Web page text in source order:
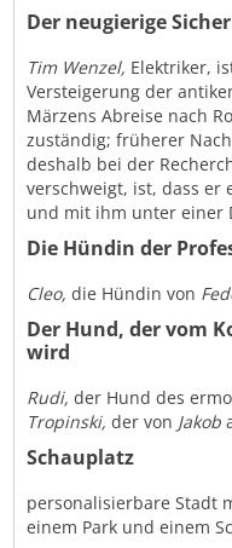
Der neugierige
Tim Wenzel, Elektriker,
Versteigerung der
Märzens Abreise nach
zuständig; früherer
deshalb bei der
verschweigt, ist, dass er
und mit ihm unter einer
Die Hündin der
Cleo, die Hündin von
Der Hund, der vom
wird
Rudi, der Hund des
Tropinski,der von Jakob
Schauplatz
personalisierbare Stadt
einem Park und einem